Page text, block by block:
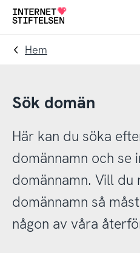
Till
navigering
Till
innehåll
Till
Hem
Sök domän
Här kan du söka
domännamn och se
domännamn. Vill du
domännamn så
någon av våra